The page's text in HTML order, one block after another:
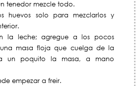
tenedor mezcle todo.
huevos solo para mezclarlos y
la leche; agregue a los pocos
masa floja que cuelga de la
un poquito la masa, a mano
empezar a freir.